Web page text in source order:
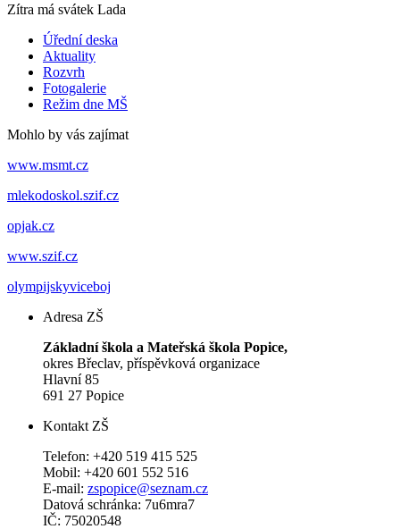
Zítra má svátek Lada
Úřední deska
Aktuality
Rozvrh
Fotogalerie
Režim dne MŠ
Mohlo by vás zajímat
www.msmt.cz
mlekodoskol.szif.cz
opjak.cz
www.szif.cz
olympijskyviceboj
Adresa ZŠ
Základní škola a Mateřská škola Popice,
okres Břeclav, příspěvková organizace
Hlavní 85
691 27 Popice
Kontakt ZŠ
Telefon: +420 519 415 525
Mobil: +420 601 552 516
E-mail: zspopice@seznam.cz
Datová schránka: 7u6mra7
IČ: 75020548